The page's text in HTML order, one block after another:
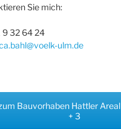
Sie mich:
9 32 64 24
ulm.de
Bauvorhaben Hattler
+ 3